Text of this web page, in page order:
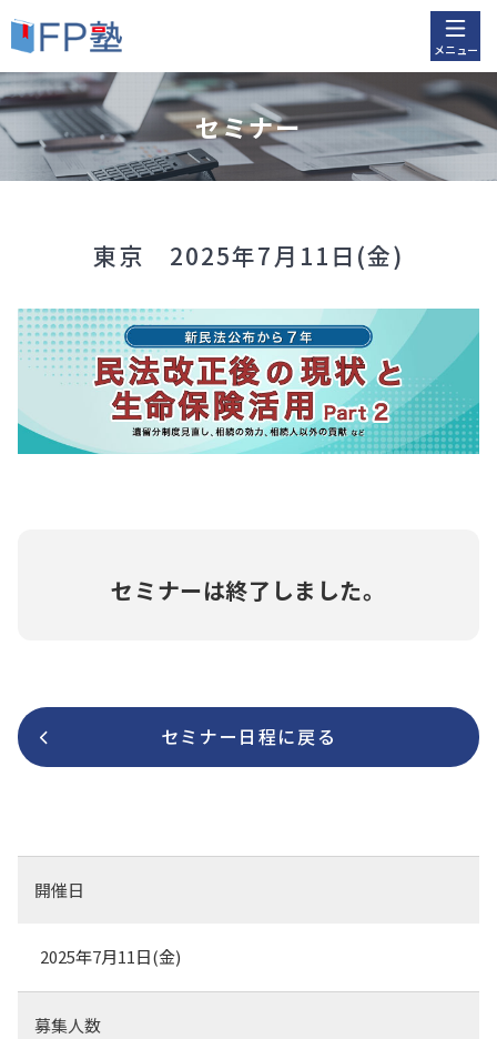
メニュー
セミナー
東京 2025年7月11日(金)
セミナーは終了しました。
セミナー日程に戻る
開催日
2025年7月11日(金)
募集人数